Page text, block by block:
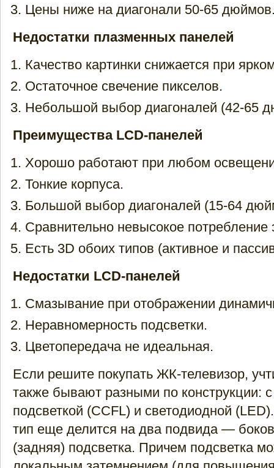
Цены ниже на диагонали 50-65
Недостатки плазменных панелей
Качество картинки снижается при
Остаточное свечение пикселов.
Небольшой выбор диагоналей (42-65
Преимущества LCD-панелей
Хорошо работают при любом
Тонкие корпуса.
Большой выбор диагоналей (15-64
Сравнительно невысокое потребление
Есть 3D обоих типов (активное и
Недостатки LCD-панелей
Смазывание при отображении
Неравномерность подсветки.
Цветопередача не идеальная.
Если решите покупать ЖК-телевизор,
также бывают разными по конструкции:
подсветкой (CCFL) и светодиодной
тип еще делится на два подвида —
(задняя) подсветка. Причем подсветка